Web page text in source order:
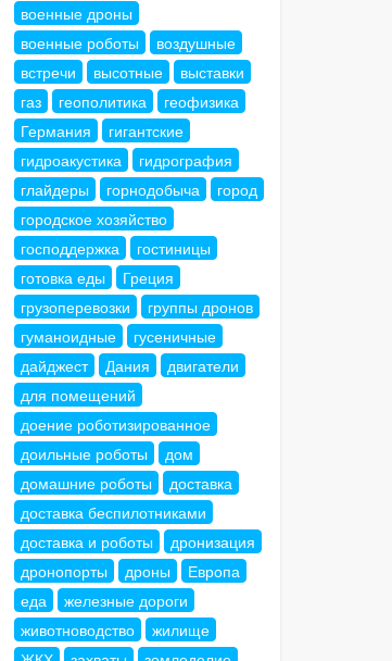
военные дроны
военные роботы
воздушные
встречи
высотные
выставки
газ
геополитика
геофизика
Германия
гигантские
гидроакустика
гидрография
глайдеры
горнодобыча
город
городское хозяйство
господдержка
гостиницы
готовка еды
Греция
грузоперевозки
группы дронов
гуманоидные
гусеничные
дайджест
Дания
двигатели
для помещений
доение роботизированное
доильные роботы
дом
домашние роботы
доставка
доставка беспилотниками
доставка и роботы
дронизация
дронопорты
дроны
Европа
еда
железные дороги
животноводство
жилище